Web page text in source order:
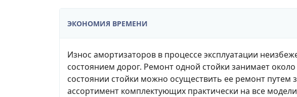
ЭКОНОМИЯ ВРЕМЕНИ
Износ амортизаторов в процессе эксплуатации
состоянием дорог. Ремонт одной стойки занимает
состоянии стойки можно осуществить ее ремонт путем
ассортимент комплектующих практически на все